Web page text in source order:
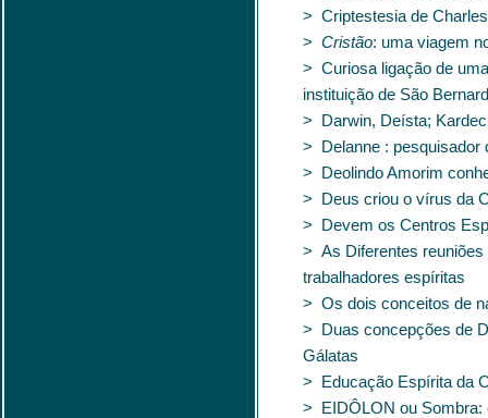
> Criptestesia de
> Cristão: uma viagem
> Curiosa ligação de
instituição de São
> Darwin, Deísta;
> Delanne : pesquisador
> Deolindo Amorim
> Deus criou o vírus da
> Devem os Centros
> As Diferentes reuniões
trabalhadores espíritas
> Os dois conceitos de
> Duas concepções de
Gálatas
> Educação Espírita da
> EIDÔLON ou Sombra: